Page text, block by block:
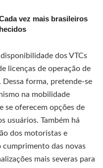
vez mais brasileiros
dos VTCs
licenças de operação de
forma, pretende-se
na mobilidade
se oferecem opções de
usuários. Também há
dos motoristas e
cumprimento das novas
mais severas para